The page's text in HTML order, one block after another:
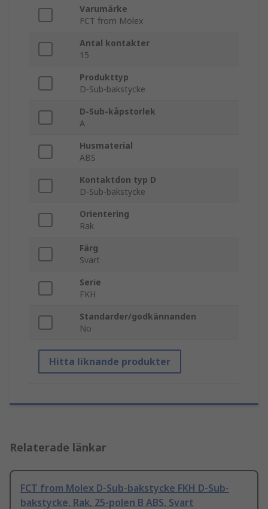
Varumärke
FCT from Molex
Antal kontakter
15
Produkttyp
D-Sub-bakstycke
D-Sub-kåpstorlek
A
Husmaterial
ABS
Kontaktdon typ D
D-Sub-bakstycke
Orientering
Rak
Färg
Svart
Serie
FKH
Standarder/godkännanden
No
Hitta liknande produkter
Relaterade länkar
FCT from Molex D-Sub-bakstycke FKH D-Sub-
bakstycke, Rak, 25-polen B ABS, Svart